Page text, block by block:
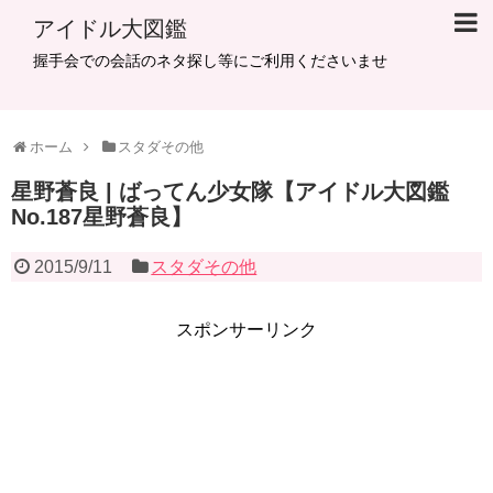
アイドル大図鑑
握手会での会話のネタ探し等にご利用くださいませ
ホーム スタダその他
星野蒼良 | ばってん少女隊【アイドル大図鑑
No.187星野蒼良】
2015/9/11 スタダその他
スポンサーリンク